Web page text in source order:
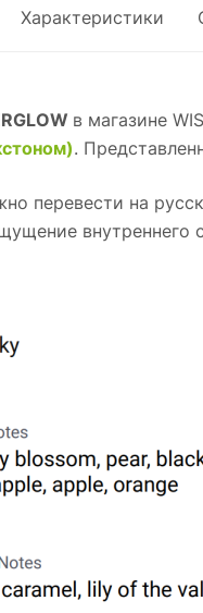
Характеристики
в магазине
.
перевести на